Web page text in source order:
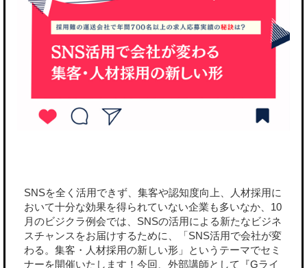
SNSを全く活用できず、集客や認知度向上、人材採用に
おいて十分な効果を得られていない企業も多いなか、10
月のビジクラ例会では、SNSの活用による新たなビジネ
スチャンスをお届けするために、「SNS活用で会社が変
わる。集客・人材採用の新しい形」というテーマでセミ
ナーを開催いたします！今回、外部講師として『Gライ